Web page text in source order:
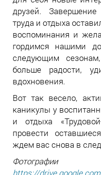
друзей.
труда и отдыха
воспоминания и
гордимся нашими
следующим
больше радости,
вдохновения.
Вот так весело,
каникулы у
и отдыха
провести
ждем вас снова в